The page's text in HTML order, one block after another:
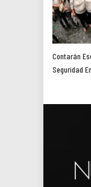
Contarán
Seguridad